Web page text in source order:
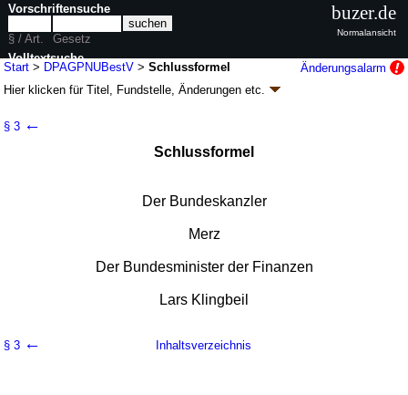
Start > DPAGPNUBestV >Schlussformel
Änderungsalarm
Hier klicken fürTitel, Fundstelle, Änderungen etc.
der Deutschen Post AG neu als
Postnachfolgeunternehmen (DPAGPNUBestV)
Inkrafttreten wird noch bekanntgegeben, siehe § 3; FNA: 900-10-4-59
Deutsche Post AG, Deutsche Postbank AG, Deutsche Telekom AG
§ 3 ←
Schlussformel
Der Bundeskanzler
Merz
Der Bundesminister der Finanzen
Lars Klingbeil
§ 3 ← Inhaltsverzeichnis
Vorschriftensuche
§ / Art.
Gesetz
Volltextsuche
nur in DPAGPNUBestV
buzer.de
Normalansicht